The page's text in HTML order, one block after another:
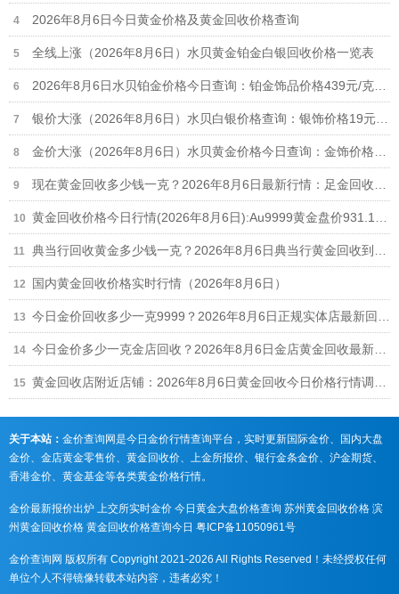
2026年8月6日今日黄金价格及黄金回收价格查询
全线上涨（2026年8月6日）水贝黄金铂金白银回收价格一览表
国内黄金回收价格实时行情（2026年8月6日）
关于本站： 金价查询网是今日金价行情查询平台，实时更新国际金价、国内大盘
金价、金店黄金零售价、黄金回收价、上金所报价、银行金条金价、沪金期货、
香港金价、黄金基金等各类黄金价格行情。
金价最新报价出炉 上交所实时金价 今日黄金大盘价格查询 苏州黄金回收价格 滨
州黄金回收价格 黄金回收价格查询今日 粤ICP备11050961号
金价查询网 版权所有 Copyright 2021-2026 All Rights Reserved！未经授权任何
单位个人不得镜像转载本站内容，违者必究！